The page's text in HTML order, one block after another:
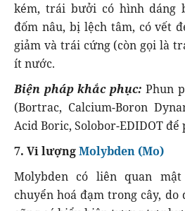
kém, trái bưởi có hình dáng
đốm nâu, bị lệch tâm, có vết
giảm và trái cứng (còn gọi là
ít nước.
Biện pháp khắc phục:Phun
(Bortrac, Calcium-Boron
Acid Boric, Solobor-EDIDOT để
7. Vi lượngMolybden (Mo)
Molybden có liên quan
chuyển hoá đạm trong cây,